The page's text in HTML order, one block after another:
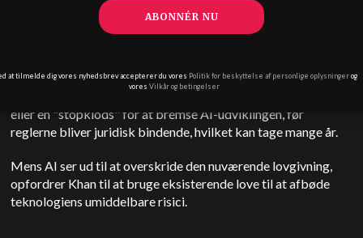
jeg, at de indbyder til og fortjener en masse granskning. Disse
problemer og bekymringer er ret presserende, og jeg tror, at
Der har været mange diskussioner om at indføre en "AI-pagt"
eller en "stopklods" for at bremse AI-udviklingen, før
reglerne bliver juridisk bindende, hvilket kan tage mange år.
Mens AI ser ud til at overskride den nuværende lovgivning,
opfordrer Khan til at bruge eksisterende love til at afbøde
teknologiens umiddelbare risici.
ABONNÉR NU
at tilmelde dig vores nyhedsbrev accepterer du vores Politik for beskyttelse af personlige oplysningerog
voresVilkår og betingelser